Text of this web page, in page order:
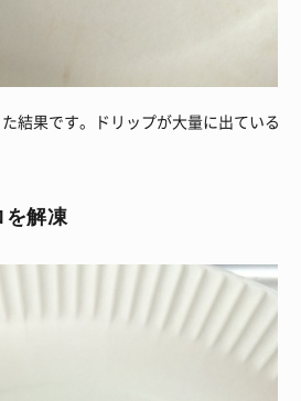
結果です。ドリップが大量に出ている
を解凍